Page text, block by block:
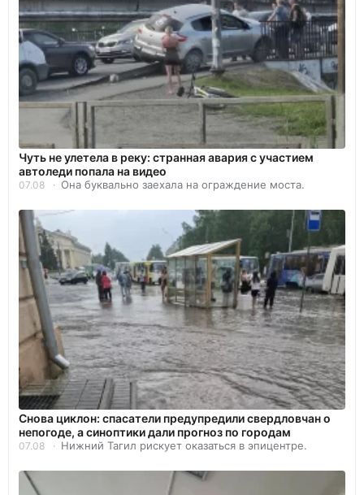
Чуть не улетела в реку: странная авария с участием
автоледи попала на видео
07.08 Она буквально заехала на ограждение моста.
Снова циклон: спасатели предупредили свердловчан о
непогоде, а синоптики дали прогноз по городам
07.08 Нижний Тагил рискует оказаться в эпицентре.